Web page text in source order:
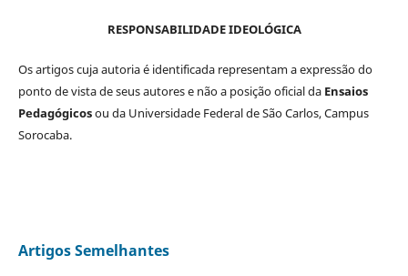
RESPONSABILIDADE IDEOLÓGICA
Os artigos cuja autoria é identificada representam a expressão do
ponto de vista de seus autores e não a posição oficial da Ensaios
Pedagógicosou da Universidade Federal de São Carlos, Campus
Sorocaba.
Artigos Semelhantes